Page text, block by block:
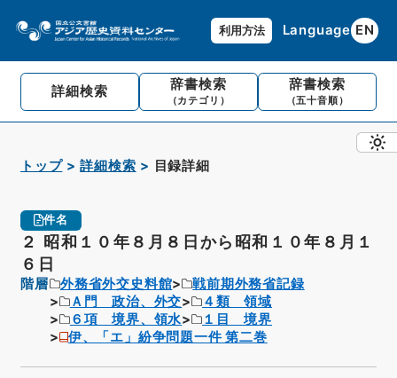
利用方法 Language EN
詳細検索 辞書検索
（カテゴリ）
辞書検索
（五十音順）
トップ 詳細検索 目録詳細
件名
２ 昭和１０年８月８日から昭和１０年８月１
６日
階層 外務省外交史料館
戦前期外務省記録
Ａ門 政治、外交
４類 領域
６項 境界、領水
１目 境界
伊、「エ」紛争問題一件 第二巻